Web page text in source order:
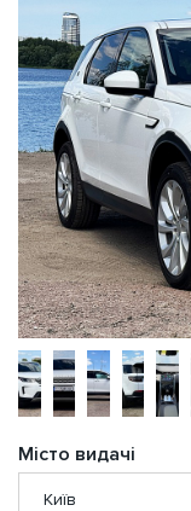
Місто видачі